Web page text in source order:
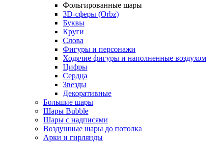
Фольгированные шары
3D-сферы (Orbz)
Буквы
Круги
Слова
Фигуры и персонажи
Ходячие фигуры и наполненные воздухом
Цифры
Сердца
Звезды
Декоративные
Большие шары
Шары Bubble
Шары с надписями
Воздушные шары до потолка
Арки и гирлянды